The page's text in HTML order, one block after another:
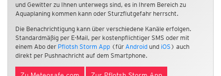
und Gewitter zu Ihnen unterwegs sind, es in Ihrem Bereich zu
Aquaplaning kommen kann oder Sturzflutgefahr herrscht.
Die Benachrichtigung kann über verschiedene Kanäle erfolgen.
Standardmäßig per E-Mail, per kostenpflichtiger SMS oder mit
einem Abo der Pflotsh Storm App (für Android und iOS ) auch
direkt per Pushnachricht auf dem Smartphone.